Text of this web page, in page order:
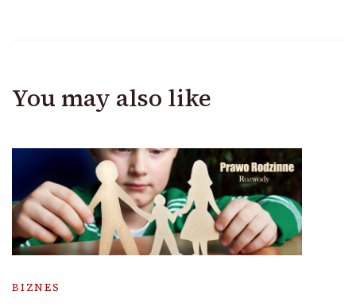
You may also like
BIZNES